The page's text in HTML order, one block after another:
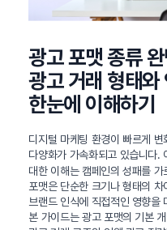
광고 포맷 종류
광고 거래 형태와
한눈에 이해하기
디지털 마케팅 환경이 빠르게
다양화가 가속화되고 있습니다.
대한 이해는 캠페인의 성패를
포맷은 단순한 크기나 형태의
브랜드 인식에 직접적인 영향을
본 가이드는 광고 포맷의 기본